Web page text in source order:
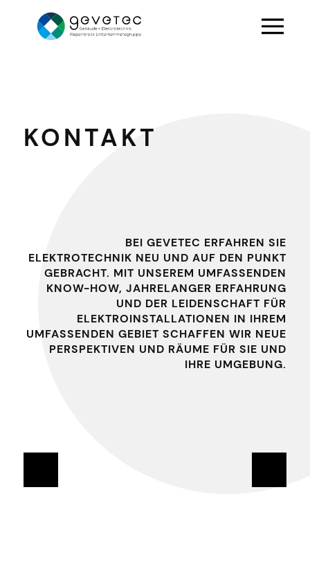
KONTAKT
BEI GEVETEC ERFAHREN SIE
ELEKTROTECHNIK NEU UND AUF DEN PUNKT
GEBRACHT. MIT UNSEREM UMFASSENDEN
KNOW-HOW, JAHRELANGER ERFAHRUNG
UND DER LEIDENSCHAFT FÜR
ELEKTROINSTALLATIONEN IN IHREM
UMFASSENDEN GEBIET SCHAFFEN WIR NEUE
PERSPEKTIVEN UND RÄUME FÜR SIE UND
IHRE UMGEBUNG.